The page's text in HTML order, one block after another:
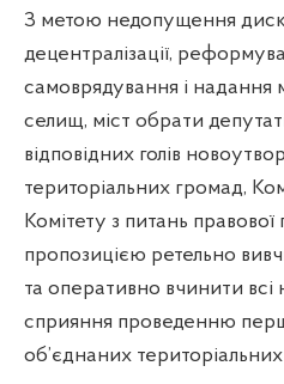
З метою недопущення
децентралізації,
самоврядування і надання
селищ, міст обрати
відповідних голів
територіальних громад,
Комітету з питань
пропозицією ретельно
та оперативно вчинити всі
сприяння проведенню
об’єднаних